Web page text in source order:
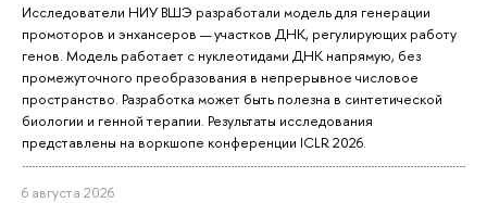
Исследователи НИУ ВШЭ разработали модель для генерации
промоторов и энхансеров — участков ДНК, регулирующих работу
генов. Модель работает с нуклеотидами ДНК напрямую, без
промежуточного преобразования в непрерывное числовое
пространство. Разработка может быть полезна в синтетической
биологии и генной терапии. Результаты исследования
представлены на воркшопе конференции ICLR 2026.
6 августа 2026